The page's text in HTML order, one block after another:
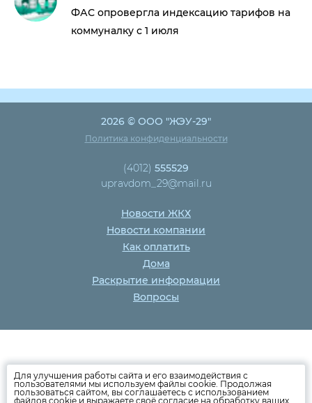
ФАС опровергла индексацию тарифов на
коммуналку с 1 июля
2026 © ООО "ЖЭУ-29"
Политика конфиденциальности
(4012) 555529
upravdom_29@mail.ru
Новости ЖКХ
Новости компании
Как оплатить
Дома
Раскрытие информации
Вопросы
Для улучшения работы сайта и его взаимодействия с
пользователями мы используем файлы cookie. Продолжая
пользоваться сайтом, вы соглашаетесь с использованием
файлов cookie и выражаете своё согласие на обработку ваших